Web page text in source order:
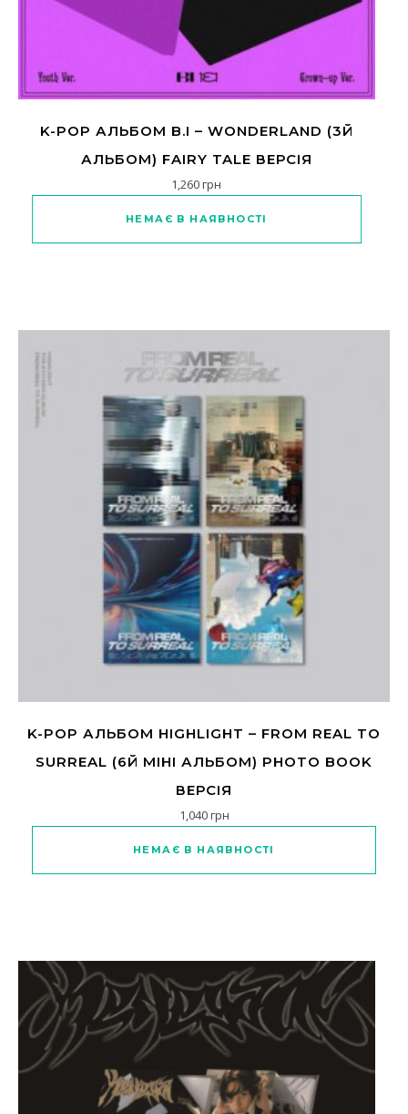
K-POP АЛЬБОМ B.I – WONDERLAND (3Й
АЛЬБОМ) FAIRY TALE ВЕРСІЯ
1,260грн
НЕМАЄ В НАЯВНОСТІ
K-POP АЛЬБОМ HIGHLIGHT – FROM REAL TO
SURREAL (6Й МІНІ АЛЬБОМ) PHOTO BOOK
ВЕРСІЯ
1,040грн
НЕМАЄ В НАЯВНОСТІ